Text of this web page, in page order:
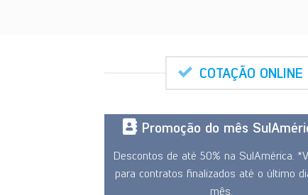
COTAÇÃO
Promoção do mês
Descontos de até 50% na SulAmérica.
para contratos finalizados até o último
mês.